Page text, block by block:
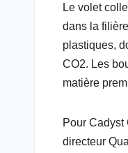
Le volet
dans la
plastiques,
CO2. Les
matière
Pour Cadyst
directeur